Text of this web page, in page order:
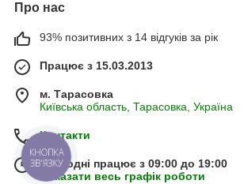
Про нас
93% позитивних з 14 відгуків за рік
Працює з 15.03.2013
м. Тарасовка
Київська область, Тарасовка, Україна
Контакти
Сьогодні працює з 09:00 до 19:00
Показати весь графік роботи
КНОПКА
ЗВ'ЯЗКУ